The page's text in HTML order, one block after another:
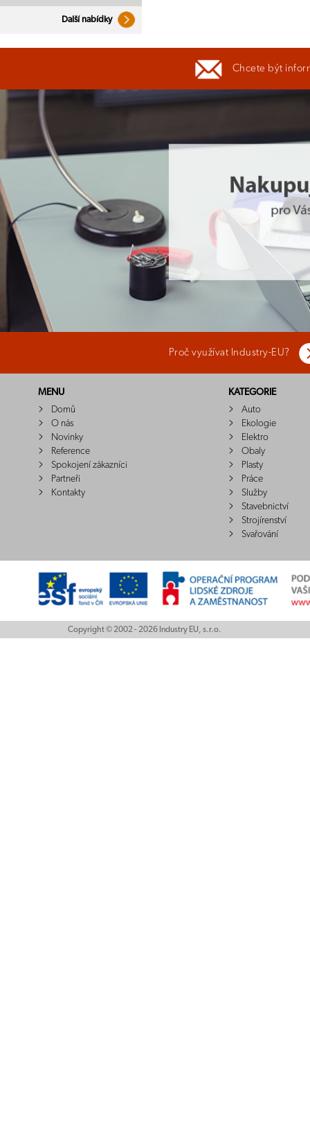
Další nabídky
Chcete být
Proč využívat Industry-EU?
MENU
Domů
O nás
Novinky
Reference
Spokojení zákazníci
Partneři
Kontakty
KATEGORIE
Auto
Ekologie
Elektro
Obaly
Plasty
Práce
Služby
Stavebnictví
Strojírenství
Svařování
Copyright © 2002 - 2026 Industry EU, s.r.o.